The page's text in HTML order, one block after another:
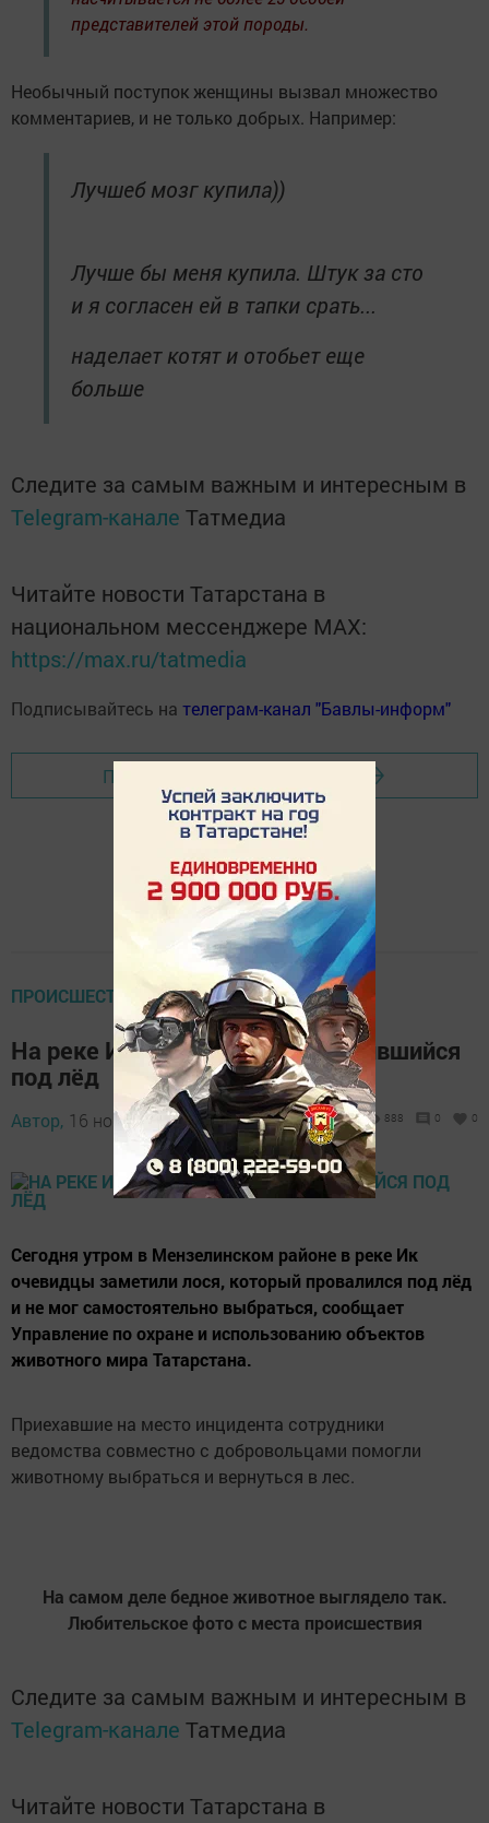
представителей этой породы.
Необычный поступок женщины вызвал множество
комментариев, и не только добрых. Например:
Лучшеб мозг купила))
Лучше бы меня купила. Штук за сто
и я согласен ей в тапки срать...
наделает котят и отобьет еще
больше
Следите за самым важным и интересным в
Telegram-канале Татмедиа
Читайте новости Татарстана в
национальном мессенджере MАХ:
https://max.ru/tatmedia
Подписывайтесь на телеграм-канал "Бавлы-информ"
Перейти на страницу новости
ПРОИСШЕСТВИЯ
На реке Ик спасён лось, провалившийся
под лёд
Автор, 16 ноября 2016 - 19:51 888 0 0
Сегодня утром в Мензелинском районе в реке Ик
очевидцы заметили лося, который провалился под лёд
и не мог самостоятельно выбраться, сообщает
Управление по охране и использованию объектов
животного мира Татарстана.
Приехавшие на место инцидента сотрудники
ведомства совместно с добровольцами помогли
животному выбраться и вернуться в лес.
На самом деле бедное животное выглядело так.
Любительское фото с места происшествия
Следите за самым важным и интересным в
Telegram-канале Татмедиа
Читайте новости Татарстана в